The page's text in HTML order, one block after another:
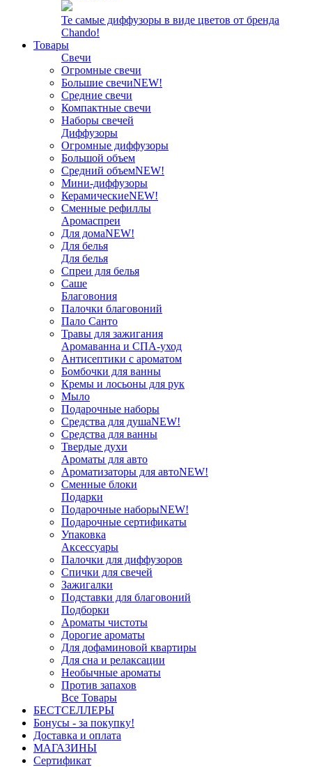
Те самые диффузоры в виде цветов от бренда
Chando!
Товары
Свечи
Огромные свечи
Большие свечиNEW!
Средние свечи
Компактные свечи
Наборы свечей
Диффузоры
Огромные диффузоры
Большой объем
Средний объемNEW!
Мини-диффузоры
КерамическиеNEW!
Сменные рефиллы
Аромаспреи
Для домаNEW!
Для белья
Для белья
Спреи для белья
Саше
Благовония
Палочки благовоний
Пало Санто
Травы для зажигания
Аромаванна и СПА-уход
Антисептики с ароматом
Бомбочки для ванны
Кремы и лосьоны для рук
Мыло
Подарочные наборы
Средства для душаNEW!
Средства для ванны
Твердые духи
Ароматы для авто
Ароматизаторы для автоNEW!
Сменные блоки
Подарки
Подарочные наборыNEW!
Подарочные сертификаты
Упаковка
Аксессуары
Палочки для диффузоров
Спички для свечей
Зажигалки
Подставки для благовоний
Подборки
Ароматы чистоты
Дорогие ароматы
Для дофаминовой квартиры
Для сна и релаксации
Необычные ароматы
Против запахов
Все Товары
БЕСТСЕЛЛЕРЫ
Бонусы - за покупку!
Доставка и оплата
МАГАЗИНЫ
Cертификат